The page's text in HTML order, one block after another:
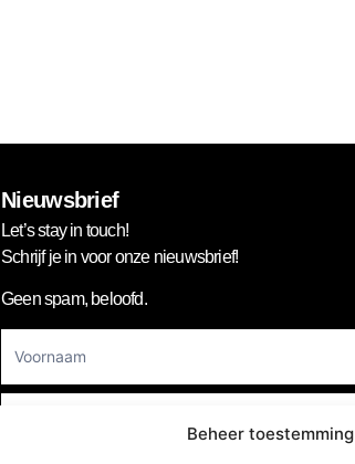
Beheer toestemming
Nieuwsbrief
Let’s stay in touch!
Schrijf je in voor onze nieuwsbrief!
Geen spam, beloofd.
Newsletter